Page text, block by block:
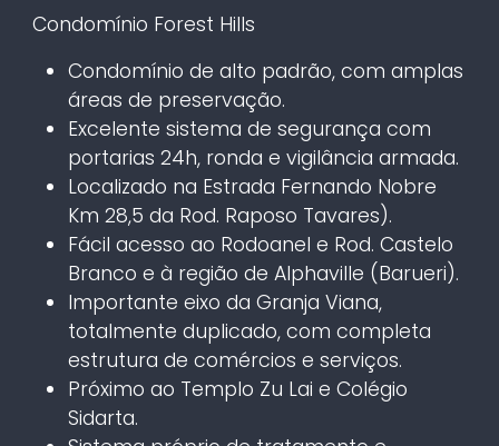
Condomínio Forest Hills
Condomínio de alto padrão, com amplas
áreas de preservação.
Excelente sistema de segurança com
portarias 24h, ronda e vigilância armada.
Localizado na Estrada Fernando Nobre
Km 28,5 da Rod. Raposo Tavares).
Fácil acesso ao Rodoanel e Rod. Castelo
Branco e à região de Alphaville (Barueri).
Importante eixo da Granja Viana,
totalmente duplicado, com completa
estrutura de comércios e serviços.
Próximo ao Templo Zu Lai e Colégio
Sidarta.